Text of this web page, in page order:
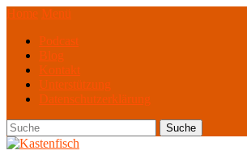
Home Menü
Podcast
Blog
Kontakt
Unterstützung
Datenschutzerklärung